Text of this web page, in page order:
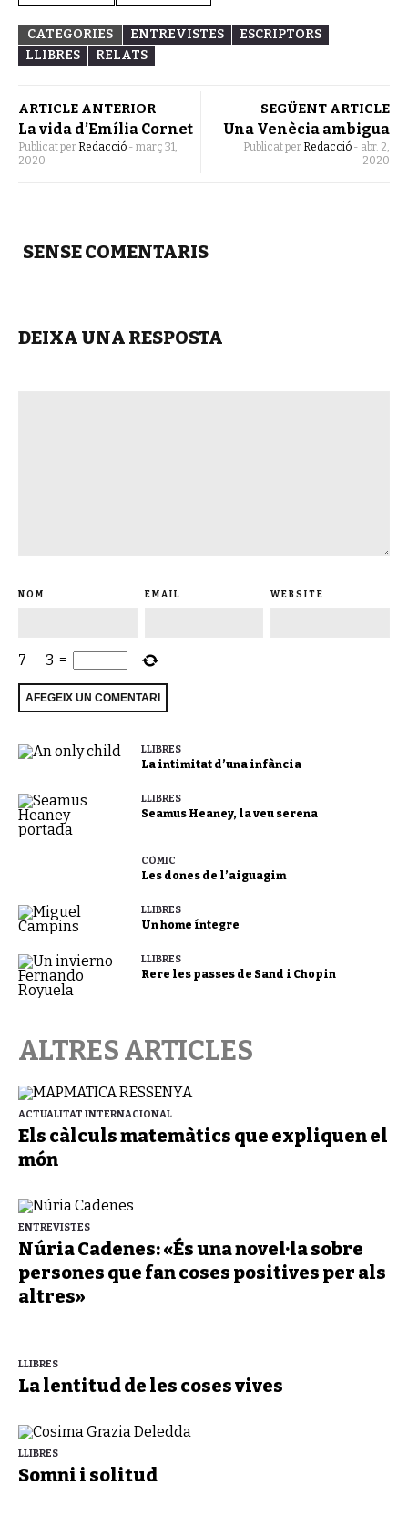
CATEGORIES ENTREVISTES
ESCRIPTORS
LLIBRES
RELATS
ARTICLE ANTERIOR
La vida d’Emília Cornet
Publicat per Redacció - març 31,
2020
SEGÜENT ARTICLE
Una Venècia ambigua
Publicat per Redacció - abr. 2,
2020
SENSE COMENTARIS
DEIXA UNA RESPOSTA
NOM EMAIL WEBSITE
7 − 3 =
LLIBRES
La intimitat d’una infància
LLIBRES
Seamus Heaney, la veu serena
CÒMIC
Les dones de l’aiguagim
LLIBRES
Un home íntegre
LLIBRES
Rere les passes de Sand i Chopin
ALTRES ARTICLES
ACTUALITAT INTERNACIONAL
Els càlculs matemàtics que expliquen el
món
ENTREVISTES
Núria Cadenes: «És una novel·la sobre
persones que fan coses positives per als
altres»
LLIBRES
La lentitud de les coses vives
LLIBRES
Somni i solitud